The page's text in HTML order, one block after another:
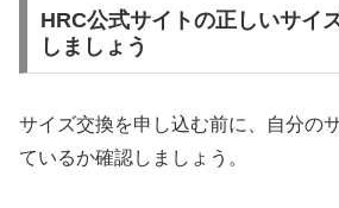
HRC公式サイトの正しいサイ
しましょう
サイズ交換を申し込む前に、自分の
ているか確認しましょう。